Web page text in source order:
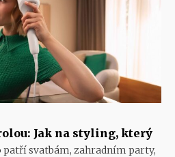
Jak na styling, který
patří svatbám, zahradním party,